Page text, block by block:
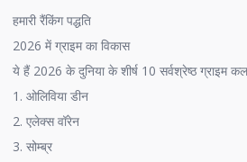
हमारी रैंकिंग पद्धति
2026 में ग्राइम का विकास
ये हैं 2026 के दुनिया के शीर्ष 10 सर्वश्रेष्ठ ग्राइम
1. ओलिविया डीन
2. एलेक्स वॉरेन
3. सोम्ब्र